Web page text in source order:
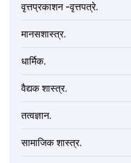
वृत्तप्रकाशन -वृत्तपत्रे.
मानसशास्त्र.
धार्मिक.
वैद्यक शास्त्र.
तत्वज्ञान.
सामाजिक शास्त्र.